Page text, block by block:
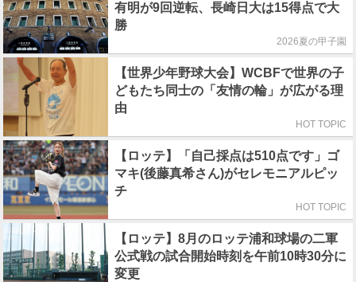
有明が9回逆転、長崎日大は15得点で大
勝
2026夏の甲子園
【世界少年野球大会】WCBFで世界の子
どもたち同士の「友情の輪」が広がる理
由
HOT TOPIC
【ロッテ】「自己採点は510点です」ゴ
マキ(後藤真希さん)がセレモニアルピッ
チ
HOT TOPIC
【ロッテ】8月のロッテ浦和球場の二軍
公式戦の試合開始時刻を午前10時30分に
変更